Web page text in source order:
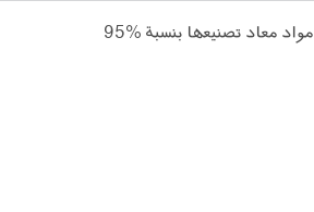
مواد معاد تصنيعها بنسبة %95